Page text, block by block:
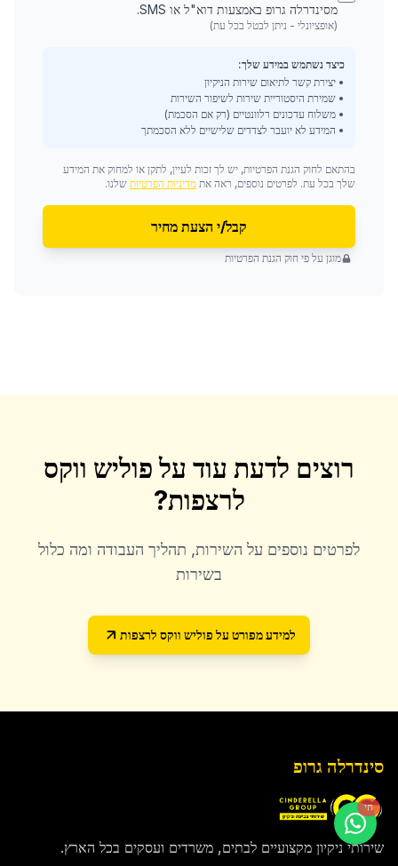
מסינדרלה גרופ באמצעות דוא"ל או SMS.
(אופציונלי - ניתן לבטל בכל עת)
כיצד נשתמש במידע שלך:
• יצירת קשר לתיאום שירות הניקיון
• שמירת היסטוריית שירות לשיפור השירות
• משלוח עדכונים רלוונטיים (רק אם הסכמת)
• המידע לא יועבר לצדדים שלישיים ללא הסכמתך
בהתאם לחוק הגנת הפרטיות, יש לך זכות לעיין, לתקן או למחוק את המידע
שלך בכל עת. לפרטים נוספים, ראה את מדיניות הפרטיות שלנו.
קבל/י הצעת מחיר
מוגן על פי חוק הגנת הפרטיות
רוצים לדעת עוד עלפוליש ווקס
לרצפות?
לפרטים נוספים על השירות, תהליך העבודה ומה כלול
בשירות
למידע מפורט על פוליש ווקס לרצפות
סינדרלה גרופ
שירותי ניקיון מקצועיים לבתים, משרדים ועסקים בכל הארץ.
חי